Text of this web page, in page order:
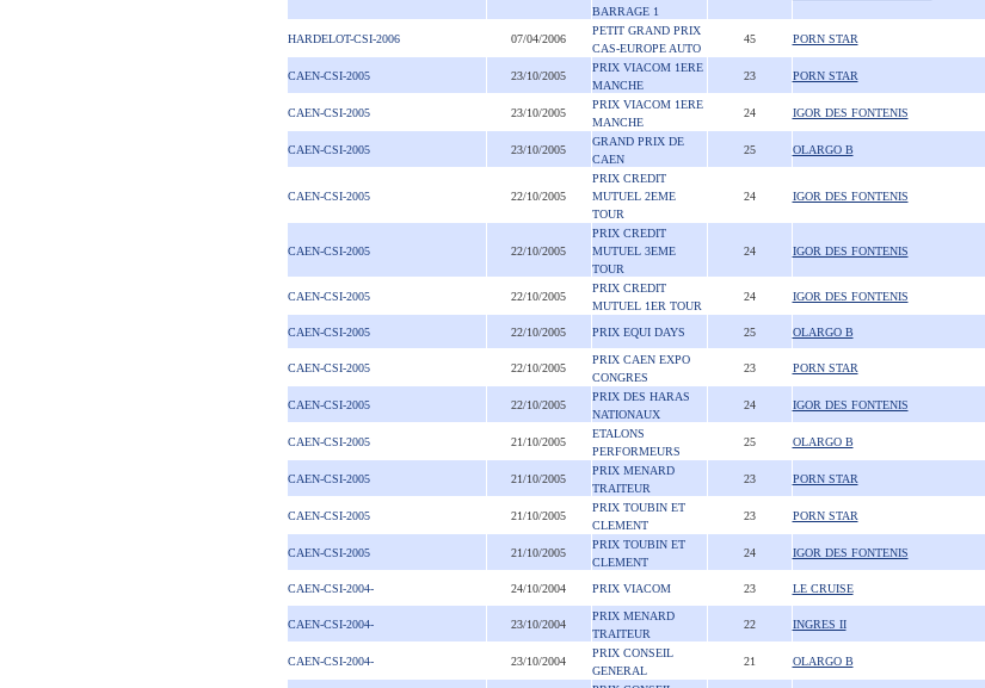
BARRAGE 1
HARDELOT-CSI-2006 07/04/2006
PETIT GRAND PRIX
CAS-EUROPE AUTO
45 PORN STAR
CAEN-CSI-2005 23/10/2005
PRIX VIACOM 1ERE
MANCHE
23 PORN STAR
CAEN-CSI-2005 23/10/2005
PRIX VIACOM 1ERE
MANCHE
24 IGOR DES FONTENIS
CAEN-CSI-2005 23/10/2005
GRAND PRIX DE
CAEN
25 OLARGO B
CAEN-CSI-2005 22/10/2005
PRIX CREDIT
MUTUEL 2EME
TOUR
24 IGOR DES FONTENIS
CAEN-CSI-2005 22/10/2005
PRIX CREDIT
MUTUEL 3EME
TOUR
24 IGOR DES FONTENIS
CAEN-CSI-2005 22/10/2005
PRIX CREDIT
MUTUEL 1ER TOUR
24 IGOR DES FONTENIS
CAEN-CSI-2005 22/10/2005 PRIX EQUI DAYS 25 OLARGO B
CAEN-CSI-2005 22/10/2005
PRIX CAEN EXPO
CONGRES
23 PORN STAR
CAEN-CSI-2005 22/10/2005
PRIX DES HARAS
NATIONAUX
24 IGOR DES FONTENIS
CAEN-CSI-2005 21/10/2005
ETALONS
PERFORMEURS
25 OLARGO B
CAEN-CSI-2005 21/10/2005
PRIX MENARD
TRAITEUR
23 PORN STAR
CAEN-CSI-2005 21/10/2005
PRIX TOUBIN ET
CLEMENT
23 PORN STAR
CAEN-CSI-2005 21/10/2005
PRIX TOUBIN ET
CLEMENT
24 IGOR DES FONTENIS
CAEN-CSI-2004- 24/10/2004 PRIX VIACOM 23 LE CRUISE
CAEN-CSI-2004- 23/10/2004
PRIX MENARD
TRAITEUR
22 INGRES II
CAEN-CSI-2004- 23/10/2004
PRIX CONSEIL
GENERAL
21 OLARGO B